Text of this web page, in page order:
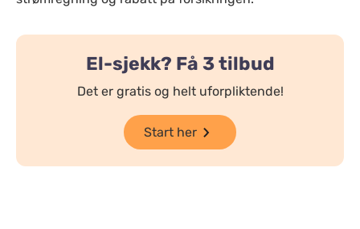
El-sjekk? Få 3 tilbud
Det er gratis og helt uforpliktende!
Start her